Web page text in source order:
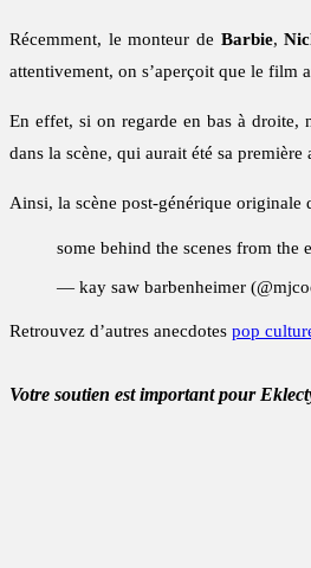
Récemment, le monteur de Barbie,
attentivement, on s’aperçoit que le film
En effet, si on regarde en bas à droite,
dans la scène, qui aurait été sa
Ainsi, la scène post-générique originale
some behind the scenes from
— kay saw barbenheimer
Retrouvez d’autres anecdotes pop
Votre soutien est important pour